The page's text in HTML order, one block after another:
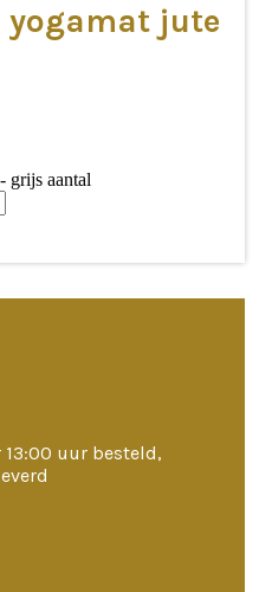
yogamat jute
grijs aantal
13:00 uur besteld,